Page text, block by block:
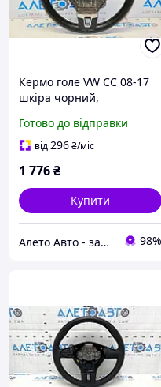
Кермо голе VW CC 08-17
шкіра чорний,
надірваний
1K8419091BQG0L
Готово до відправки
від296₴/міс
1 776₴
Купити
Алето Авто - запчастини на авто зі США 98%